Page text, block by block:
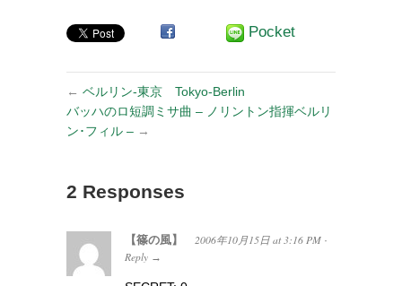
Pocket
← ベルリン-東京 Tokyo-Berlin
バッハのロ短調ミサ曲 – ノリントン指揮ベルリ
ン･フィル – →
2 Responses
【篠の風】 2006年10月15日 at 3:16 PM ·
Reply →